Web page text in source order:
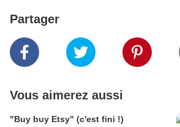
Partager
Vous aimerez aussi
"Buy buy Etsy" (c'est fini !)